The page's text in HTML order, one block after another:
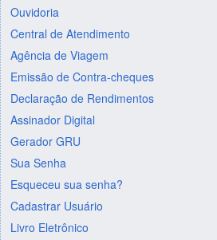
Ouvidoria
Central de Atendimento
Agência de Viagem
Emissão de Contra-cheques
Declaração de Rendimentos
Assinador Digital
Gerador GRU
Sua Senha
Esqueceu sua senha?
Cadastrar Usuário
Livro Eletrônico